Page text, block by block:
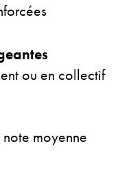
ou en collectif
note moyenne